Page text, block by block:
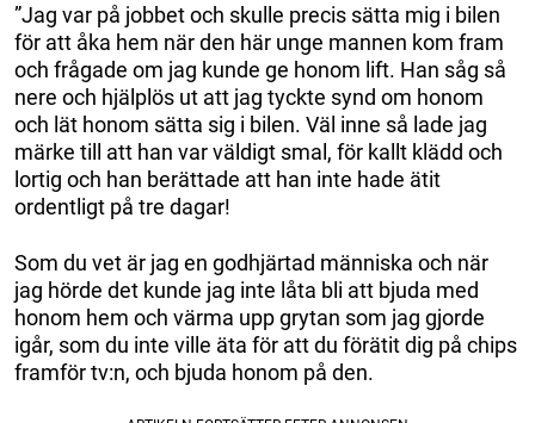
”Jag var på jobbet och skulle precis sätta mig i bilen
för att åka hem när den här unge mannen kom fram
och frågade om jag kunde ge honom lift. Han såg så
nere och hjälplös ut att jag tyckte synd om honom
och lät honom sätta sig i bilen. Väl inne så lade jag
märke till att han var väldigt smal, för kallt klädd och
lortig och han berättade att han inte hade ätit
ordentligt på tre dagar!
Som du vet är jag en godhjärtad människa och när
jag hörde det kunde jag inte låta bli att bjuda med
honom hem och värma upp grytan som jag gjorde
igår, som du inte ville äta för att du förätit dig på chips
framför tv:n, och bjuda honom på den.